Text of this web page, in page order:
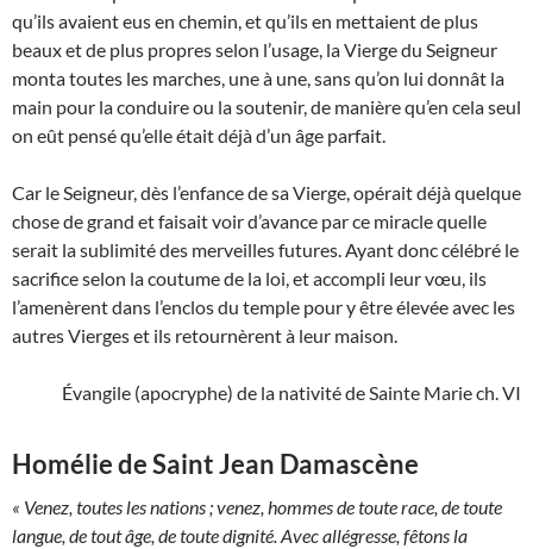
qu’ils avaient eus en chemin, et qu’ils en mettaient de plus
beaux et de plus propres selon l’usage, la Vierge du Seigneur
monta toutes les marches, une à une, sans qu’on lui donnât la
main pour la conduire ou la soutenir, de manière qu’en cela seul
on eût pensé qu’elle était déjà d’un âge parfait.
Car le Seigneur, dès l’enfance de sa Vierge, opérait déjà quelque
chose de grand et faisait voir d’avance par ce miracle quelle
serait la sublimité des merveilles futures. Ayant donc célébré le
sacrifice selon la coutume de la loi, et accompli leur vœu, ils
l’amenèrent dans l’enclos du temple pour y être élevée avec les
autres Vierges et ils retournèrent à leur maison.
Évangile (apocryphe) de la nativité de Sainte Marie ch. VI
Homélie de Saint Jean Damascène
« Venez, toutes les nations ; venez, hommes de toute race, de toute
langue, de tout âge, de toute dignité. Avec allégresse, fêtons la